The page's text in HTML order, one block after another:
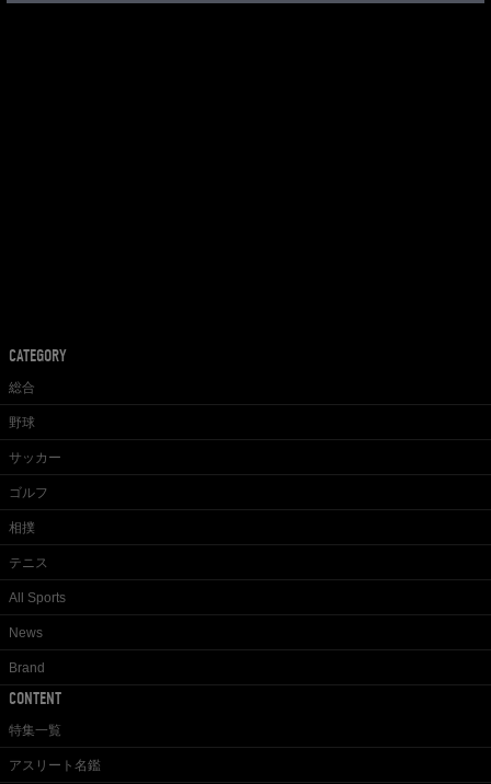
CATEGORY
総合
野球
サッカー
ゴルフ
相撲
テニス
All Sports
News
Brand
CONTENT
特集一覧
アスリート名鑑